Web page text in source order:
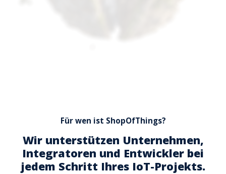
Für wen ist ShopOfThings?
Wir unterstützen Unternehmen,
Integratoren und Entwickler bei
jedem Schritt Ihres IoT-Projekts.